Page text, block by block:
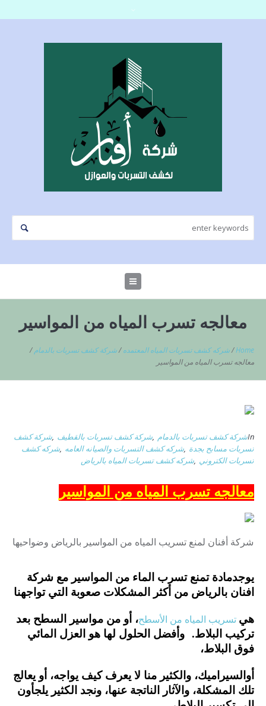
معالجه تسرب المياه من المواسير
Home
/شركه كشف تسربات المياه المعتمده /شركة كشف تسربات بالدمام /
معالجه تسرب المياه من المواسير
Inشركة كشف تسربات بالدمام ,شركة كشف تسربات بالقطيف ,شركة كشف
تسربات مسابح بجدة ,شركه كشف التسربات والصيانه العامه ,شركه كشف
تسربات الكتروني ,شركه كشف تسربات المياه بالرياض
معالجه تسرب المياه من المواسير
شركة أفنان لمنع تسريب المياه من المواسير بالرياض وضواحيها
يوجدمادة تمنع تسرب الماء من المواسير مع شركة
افنان بالرياض من أكثر المشكلات صعوبة التي تواجهنا
هي تسريب المياه من الأسطح، أو من مواسير السطح بعد
تركيب البلاط. وأفضل الحلول لها هو العزل المائي
فوق البلاط،
أوالسيراميك، والكثير منا لا يعرف كيف يواجه، أو يعالج
تلك المشكلة، والآثار الناتجة عنها، ونجد الكثير يلجأون